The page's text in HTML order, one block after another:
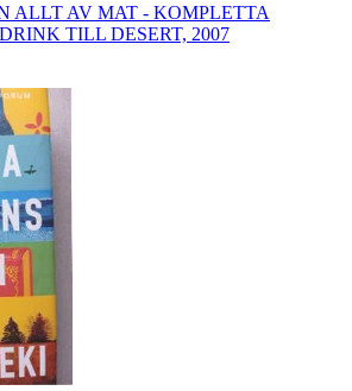
ALLT AV MAT - KOMPLETTA
TILL DESERT, 2007